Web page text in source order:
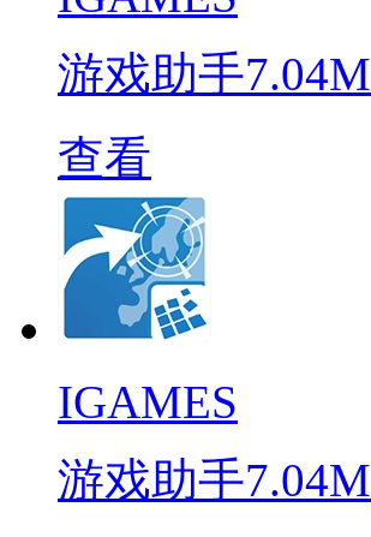
游戏助手7.04M
查看
IGAMES
游戏助手7.04M